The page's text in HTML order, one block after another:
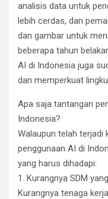
analisis data untuk
lebih cerdas, dan
dan gambar untuk
beberapa tahun
AI di Indonesia juga
dan memperkuat
Apa saja tantangan
Indonesia?
Walaupun telah terjadi
penggunaan AI di
yang harus dihadapi:
1. Kurangnya SDM
Kurangnya tenaga